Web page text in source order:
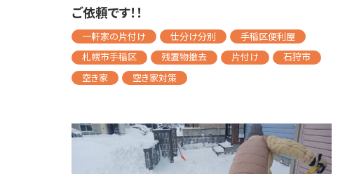
ご依頼です！！
一軒家の片付け 仕分け分別
手稲区便利屋
札幌市手稲区
残置物撤去 片付け
石狩市
空き家
空き家対策